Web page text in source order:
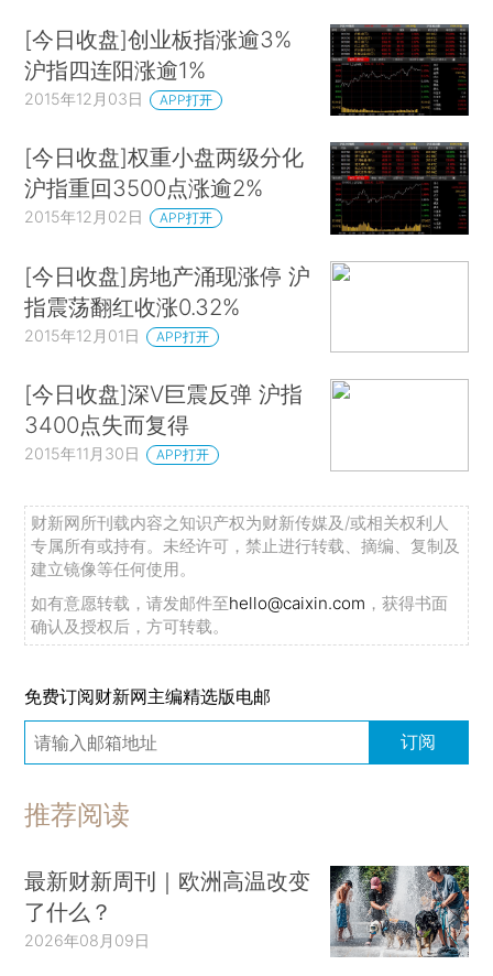
[今日收盘]创业板指涨逾3%
沪指四连阳涨逾1%
2015年12月03日 APP打开
[今日收盘]权重小盘两级分化
沪指重回3500点涨逾2%
2015年12月02日 APP打开
[今日收盘]房地产涌现涨停 沪
指震荡翻红收涨0.32%
2015年12月01日 APP打开
[今日收盘]深V巨震反弹 沪指
3400点失而复得
2015年11月30日 APP打开
财新网所刊载内容之知识产权为财新传媒及/或相关权利人
专属所有或持有。未经许可，禁止进行转载、摘编、复制及
建立镜像等任何使用。
如有意愿转载，请发邮件至hello@caixin.com ，获得书面
确认及授权后，方可转载。
免费订阅财新网主编精选版电邮
订阅
推荐阅读
最新财新周刊｜欧洲高温改变
了什么？
2026年08月09日